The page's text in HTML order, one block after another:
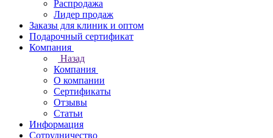
Распродажа
Лидер продаж
Заказы для клиник и оптом
Подарочный сертификат
Компания
Назад
Компания
О компании
Сертификаты
Отзывы
Статьи
Информация
Сотрудничество